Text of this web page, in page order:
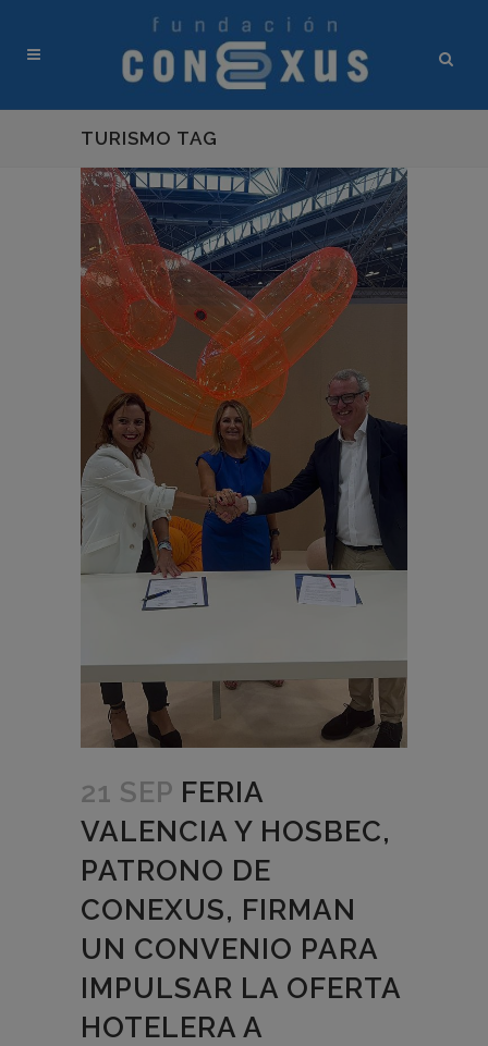
TURISMO TAG
21 SEP FERIA
VALENCIA Y HOSBEC,
PATRONO DE
CONEXUS, FIRMAN
UN CONVENIO PARA
IMPULSAR LA OFERTA
HOTELERA A